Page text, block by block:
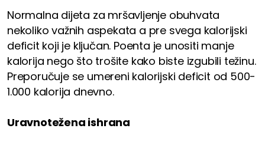
Normalna dijeta za mršavljenje obuhvata
nekoliko važnih aspekata a pre svega kalorijski
deficit koji je ključan. Poenta je unositi manje
kalorija nego što trošite kako biste izgubili težinu.
Preporučuje se umereni kalorijski deficit od 500-
1.000 kalorija dnevno.
Uravnotežena ishrana